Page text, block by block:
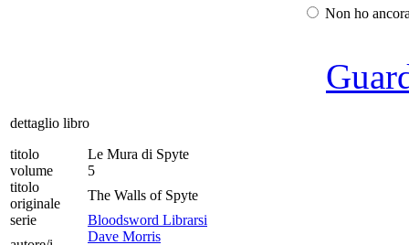
Non ho
dettaglio libro
titolo
Le Mura di Spyte
volume
5
titolo
originale
The Walls of Spyte
serie
Bloodsword Librarsi
Dave Morris